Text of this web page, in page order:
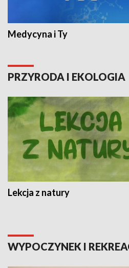
Medycyna i Ty
PRZYRODA I EKOLOGIA
Lekcja z natury
WYPOCZYNEK I